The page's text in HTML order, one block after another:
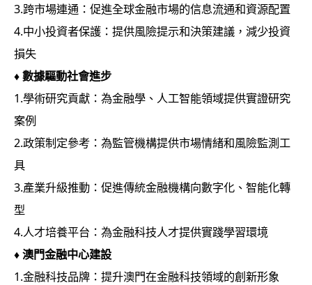
3.跨市場連通：促進全球金融市場的信息流通和資源配置
4.中小投資者保護：提供風險提示和決策建議，減少投資
損失
♦數據驅動社會進步
1.學術研究貢獻：為金融學、人工智能領域提供實證研究
案例
2.政策制定參考：為監管機構提供市場情緒和風險監測工
具
3.產業升級推動：促進傳統金融機構向數字化、智能化轉
型
4.人才培養平台：為金融科技人才提供實踐學習環境
♦澳門金融中心建設
1.金融科技品牌：提升澳門在金融科技領域的創新形象